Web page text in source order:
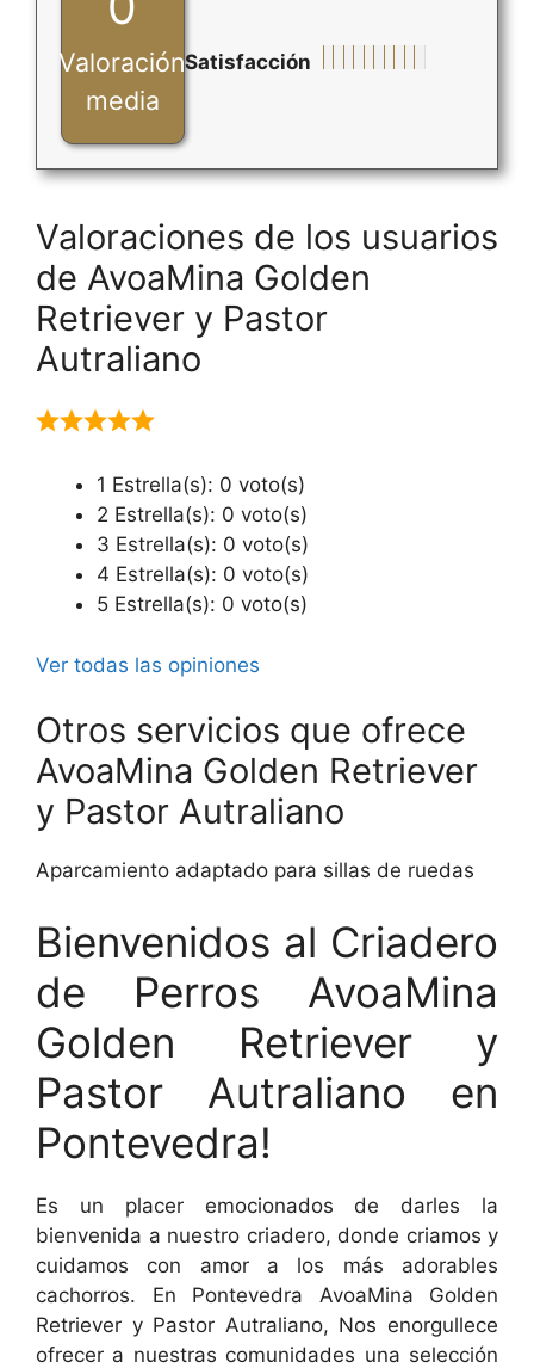
Valoración
media
Satisfacción
Valoraciones de los usuarios
de AvoaMina Golden
Retriever y Pastor
Autraliano
1 Estrella(s): 0 voto(s)
2 Estrella(s): 0 voto(s)
3 Estrella(s): 0 voto(s)
4 Estrella(s): 0 voto(s)
5 Estrella(s): 0 voto(s)
Ver todas las opiniones
Otros servicios que ofrece
AvoaMina Golden Retriever
y Pastor Autraliano
Aparcamiento adaptado para sillas de ruedas
Bienvenidos al Criadero
de Perros AvoaMina
Golden Retriever y
Pastor Autraliano en
Pontevedra!
Es un placer emocionados de darles la
bienvenida a nuestro criadero, donde criamos y
cuidamos con amor a los más adorables
cachorros. En Pontevedra AvoaMina Golden
Retriever y Pastor Autraliano, Nos enorgullece
ofrecer a nuestras comunidades una selección